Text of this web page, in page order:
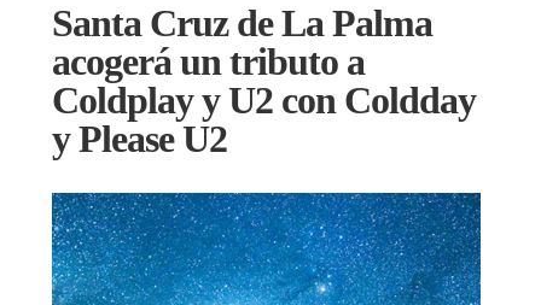
Santa Cruz de La Palma
acogerá un tributo a
Coldplay y U2 con Coldday
y Please U2